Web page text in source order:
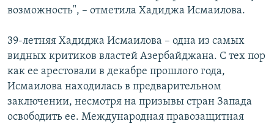
возможность", – отметила Хадиджа Исмаилова.
39-летняя Хадиджа Исмаилова – одна из самых
видных критиков властей Азербайджана. С тех пор
как ее арестовали в декабре прошлого года,
Исмаилова находилась в предварительном
заключении, несмотря на призывы стран Запада
освободить ее. Международная правозащитная